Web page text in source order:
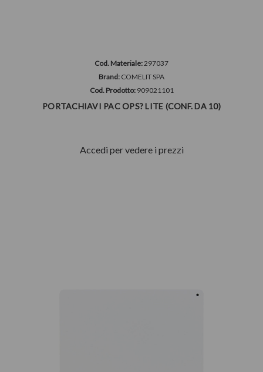
Cod. Materiale:297037
Brand: COMELIT SPA
Cod. Prodotto: 909021101
PORTACHIAVI PAC OPS? LITE (CONF. DA 10)
Accedi per vedere i prezzi